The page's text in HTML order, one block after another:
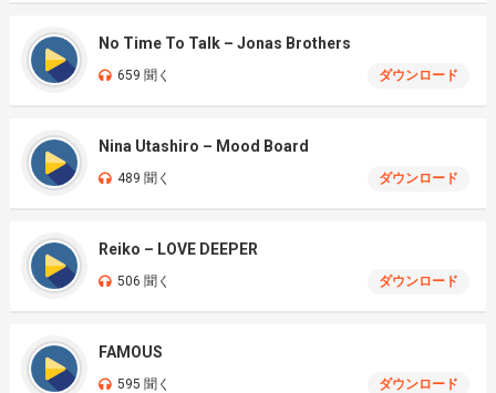
No Time To Talk – Jonas Brothers
659 聞く ダウンロード
Nina Utashiro – Mood Board
489 聞く ダウンロード
Reiko – LOVE DEEPER
506 聞く ダウンロード
FAMOUS
595 聞く ダウンロード